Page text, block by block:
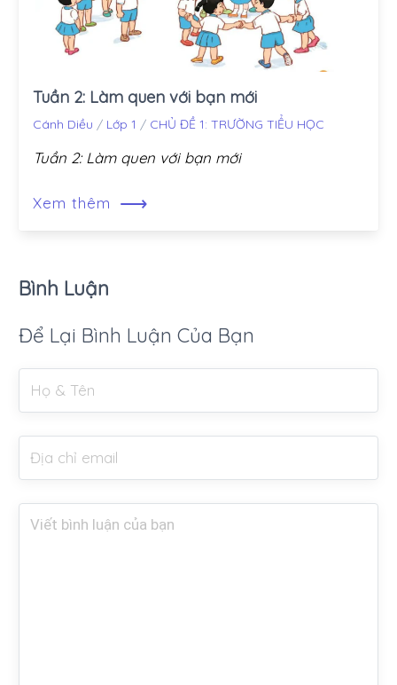
Tuần 2: Làm quen với bạn mới
Cánh Diều / Lớp 1 / CHỦ ĐỀ 1: TRƯỜNG TIỂU HỌC
Tuần 2: Làm quen với bạn mới
Xem thêm ⟶
Bình Luận
Để Lại Bình Luận Của Bạn